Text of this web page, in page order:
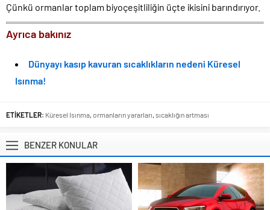
Çünkü ormanlar toplam biyoçeşitliliğin üçte ikisini barındırıyor.
Ayrıca bakınız
Dünyayı kasıp kavuran sıcaklıkların nedeni Küresel
Isınma!
ETİKETLER: Küresel Isınma ormanların yararları sıcaklığın artması
BENZER KONULAR